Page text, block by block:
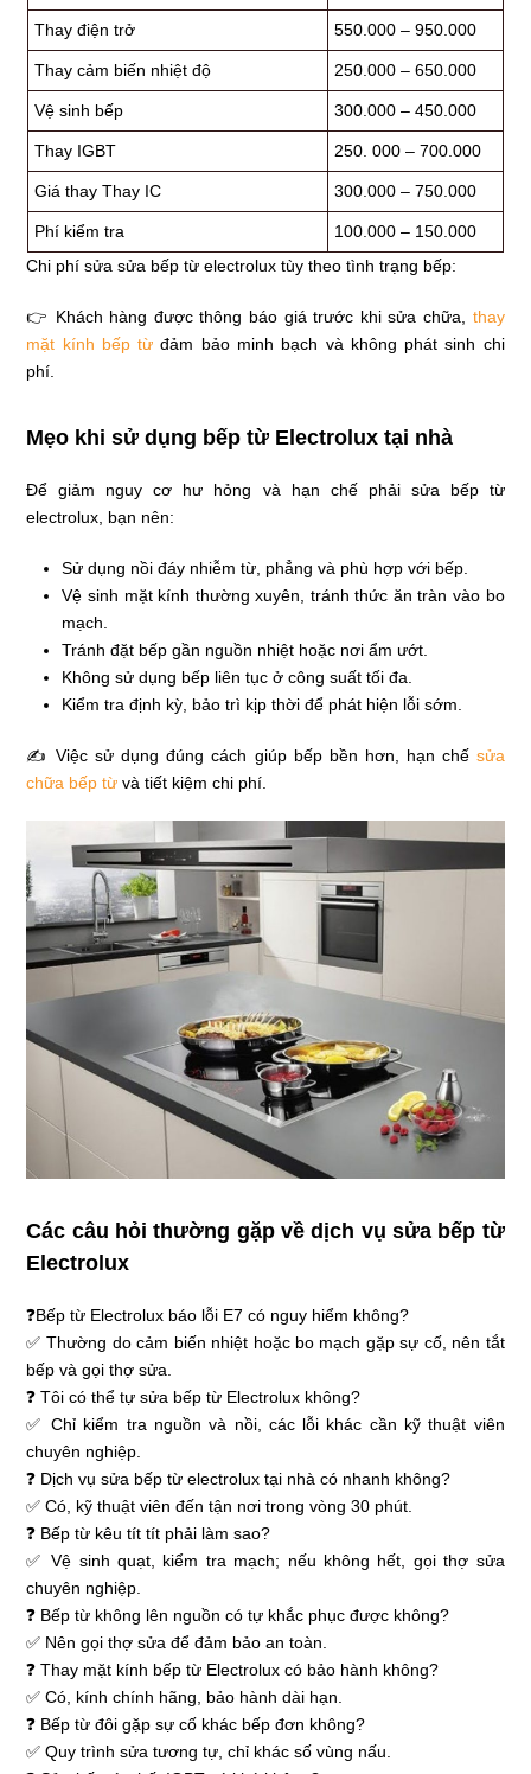
Thay điện trở 550.000 – 950.000
Thay cảm biến nhiệt độ 250.000 – 650.000
Vệ sinh bếp 300.000 – 450.000
Thay IGBT 250. 000 – 700.000
Giá thay Thay IC 300.000 – 750.000
Phí kiểm tra
100.000 – 150.000
Chi phí sửa sửa bếp từ electrolux tùy theo tình trạng bếp:
👉 Khách hàng được thông báo giá trước khi sửa chữa, thay
mặt kính bếp từ đảm bảo minh bạch và không phát sinh chi
phí.
Mẹo khi sử dụng bếp từ Electrolux tại nhà
Để giảm nguy cơ hư hỏng và hạn chế phải sửa bếp từ
electrolux, bạn nên:
Sử dụng nồi đáy nhiễm từ, phẳng và phù hợp với bếp.
Vệ sinh mặt kính thường xuyên, tránh thức ăn tràn vào bo
mạch.
Tránh đặt bếp gần nguồn nhiệt hoặc nơi ẩm ướt.
Không sử dụng bếp liên tục ở công suất tối đa.
Kiểm tra định kỳ, bảo trì kịp thời để phát hiện lỗi sớm.
✍ Việc sử dụng đúng cách giúp bếp bền hơn, hạn chế sửa
chữa bếp từ và tiết kiệm chi phí.
Các câu hỏi thường gặp về dịch vụ sửa bếp từ
Electrolux
❓Bếp từ Electrolux báo lỗi E7 có nguy hiểm không?
✅ Thường do cảm biến nhiệt hoặc bo mạch gặp sự cố, nên tắt
bếp và gọi thợ sửa.
❓ Tôi có thể tự sửa bếp từ Electrolux không?
✅ Chỉ kiểm tra nguồn và nồi, các lỗi khác cần kỹ thuật viên
chuyên nghiệp.
❓ Dịch vụ sửa bếp từ electrolux tại nhà có nhanh không?
✅ Có, kỹ thuật viên đến tận nơi trong vòng 30 phút.
❓ Bếp từ kêu tít tít phải làm sao?
✅ Vệ sinh quạt, kiểm tra mạch; nếu không hết, gọi thợ sửa
chuyên nghiệp.
❓ Bếp từ không lên nguồn có tự khắc phục được không?
✅ Nên gọi thợ sửa để đảm bảo an toàn.
❓ Thay mặt kính bếp từ Electrolux có bảo hành không?
✅ Có, kính chính hãng, bảo hành dài hạn.
❓ Bếp từ đôi gặp sự cố khác bếp đơn không?
✅ Quy trình sửa tương tự, chỉ khác số vùng nấu.